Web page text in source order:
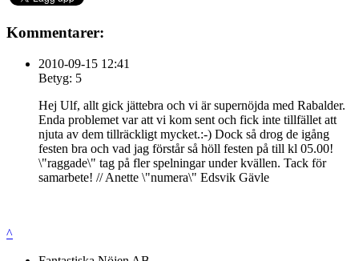
Kommentarer:
2010-09-15 12:41
Betyg: 5
Hej Ulf, allt gick jättebra och vi är supernöjda med Rabalder.
Enda problemet var att vi kom sent och fick inte tillfället att
njuta av dem tillräckligt mycket.:-) Dock så drog de igång
festen bra och vad jag förstår så höll festen på till kl 05.00!
\"raggade\" tag på fler spelningar under kvällen. Tack för
samarbete! // Anette \"numera\" Edsvik Gävle
^